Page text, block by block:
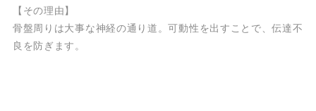
【その理由】
骨盤周りは大事な神経の通り道。可動性を出すことで、伝達不
良を防ぎます。